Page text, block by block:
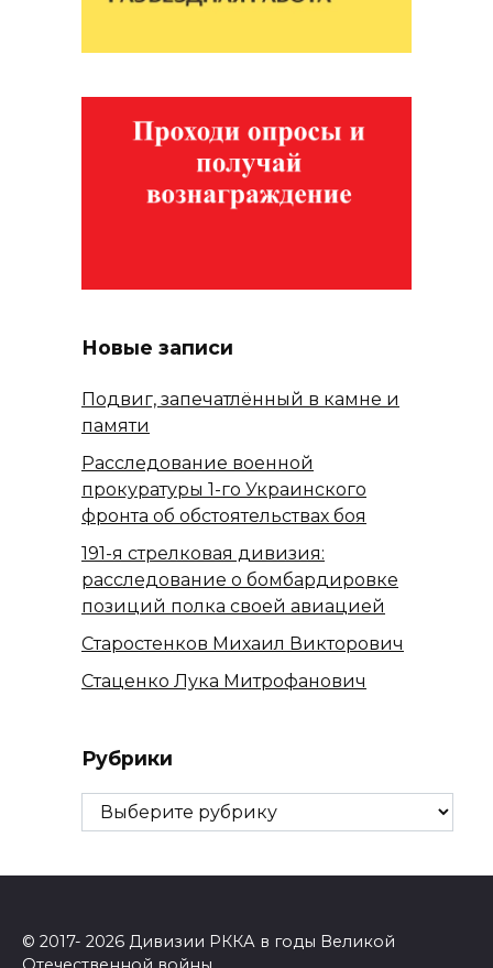
Новые записи
Подвиг, запечатлённый в камне и
памяти
Расследование военной
прокуратуры 1-го Украинского
фронта об обстоятельствах боя
191-я стрелковая дивизия:
расследование о бомбардировке
позиций полка своей авиацией
Старостенков Михаил Викторович
Стаценко Лука Митрофанович
Рубрики
Рубрики
© 2017- 2026 Дивизии РККА в годы Великой